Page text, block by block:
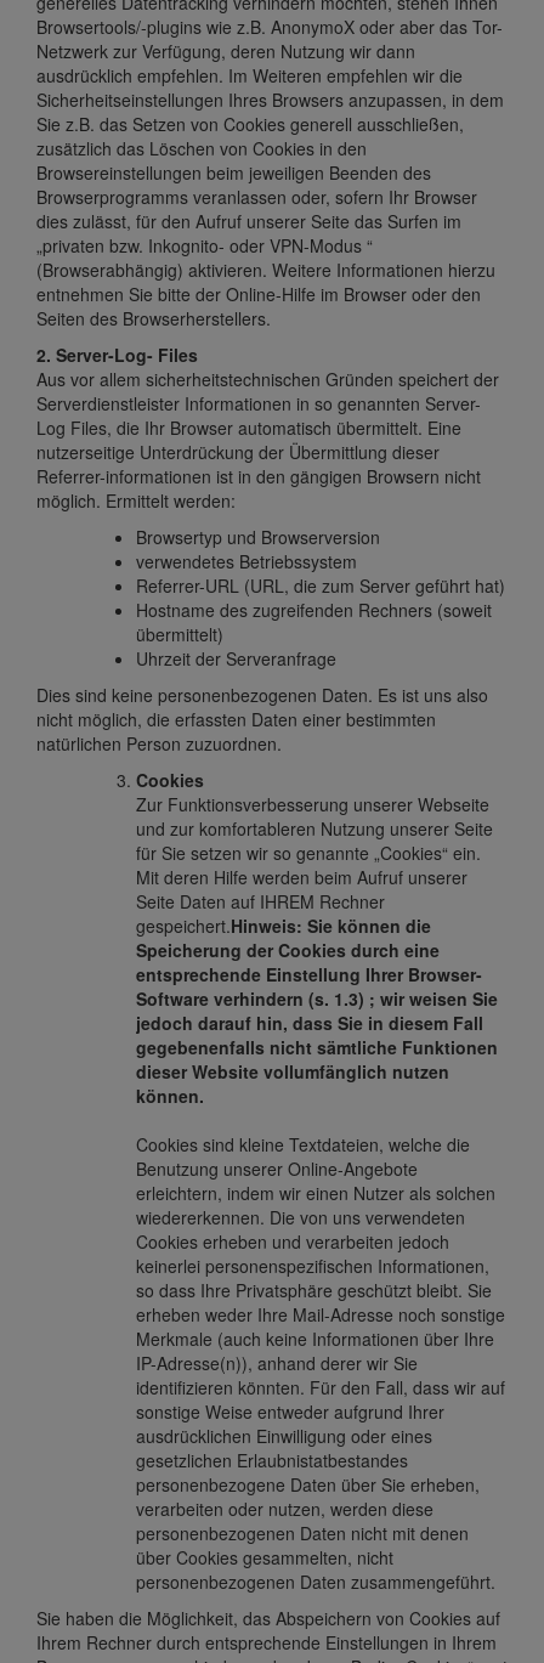
Browsertools/-plugins wie z.B. AnonymoX oder aber das Tor-
Netzwerk zur Verfügung, deren Nutzung wir dann
ausdrücklich empfehlen. Im Weiteren empfehlen wir die
Sicherheitseinstellungen Ihres Browsers anzupassen, in dem
Sie z.B. das Setzen von Cookies generell ausschließen,
zusätzlich das Löschen von Cookies in den
Browsereinstellungen beim jeweiligen Beenden des
Browserprogramms veranlassen oder, sofern Ihr Browser
dies zulässt, für den Aufruf unserer Seite das Surfen im
„privaten bzw. Inkognito- oder VPN-Modus “
(Browserabhängig) aktivieren. Weitere Informationen hierzu
entnehmen Sie bitte der Online-Hilfe im Browser oder den
Seiten des Browserherstellers.
2. Server-Log- Files
Aus vor allem sicherheitstechnischen Gründen speichert der
Serverdienstleister Informationen in so genannten Server-
Log Files, die Ihr Browser automatisch übermittelt. Eine
nutzerseitige Unterdrückung der Übermittlung dieser
Referrer-informationen ist in den gängigen Browsern nicht
möglich. Ermittelt werden:
Browsertyp und Browserversion
verwendetes Betriebssystem
Referrer-URL (URL, die zum Server geführt hat)
Hostname des zugreifenden Rechners (soweit
übermittelt)
Uhrzeit der Serveranfrage
Dies sind keine personenbezogenen Daten. Es ist uns also
nicht möglich, die erfassten Daten einer bestimmten
natürlichen Person zuzuordnen.
Cookies
Zur Funktionsverbesserung unserer Webseite
und zur komfortableren Nutzung unserer Seite
für Sie setzen wir so genannte „Cookies“ ein.
Mit deren Hilfe werden beim Aufruf unserer
Seite Daten auf IHREM Rechner
gespeichert.Hinweis: Sie können die
Speicherung der Cookies durch eine
entsprechende Einstellung Ihrer Browser-
Software verhindern (s. 1.3) ; wir weisen Sie
jedoch darauf hin, dass Sie in diesem Fall
gegebenenfalls nicht sämtliche Funktionen
dieser Website vollumfänglich nutzen
können.
Cookies sind kleine Textdateien, welche die
Benutzung unserer Online-Angebote
erleichtern, indem wir einen Nutzer als solchen
wiedererkennen. Die von uns verwendeten
Cookies erheben und verarbeiten jedoch
keinerlei personenspezifischen Informationen,
so dass Ihre Privatsphäre geschützt bleibt. Sie
erheben weder Ihre Mail-Adresse noch sonstige
Merkmale (auch keine Informationen über Ihre
IP-Adresse(n)), anhand derer wir Sie
identifizieren könnten. Für den Fall, dass wir auf
sonstige Weise entweder aufgrund Ihrer
ausdrücklichen Einwilligung oder eines
gesetzlichen Erlaubnistatbestandes
personenbezogene Daten über Sie erheben,
verarbeiten oder nutzen, werden diese
personenbezogenen Daten nicht mit denen
über Cookies gesammelten, nicht
personenbezogenen Daten zusammengeführt.
Sie haben die Möglichkeit, das Abspeichern von Cookies auf
Ihrem Rechner durch entsprechende Einstellungen in Ihrem